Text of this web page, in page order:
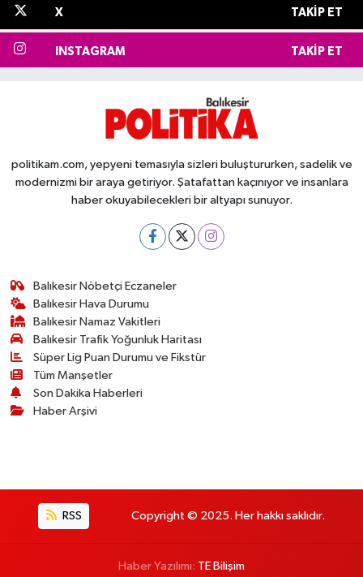
X TAKIP ET
INSTAGRAM TAKIP ET
politikam.com, yepyeni temasıyla sizleri buluştururken, sadelik ve
modernizmi bir araya getiriyor. Şatafattan kaçınıyor ve insanlara
haber okuyabilecekleri bir altyapı sunuyor.
Balıkesir Nöbetçi Eczaneler
Balıkesir Hava Durumu
Balıkesir Namaz Vakitleri
Balıkesir Trafik Yoğunluk Haritası
Süper Lig Puan Durumu ve Fikstür
Tüm Manşetler
Son Dakika Haberleri
Haber Arşivi
RSS Copyright © 2025. Her hakkı saklıdır.
Haber Yazılımı: TE Bilişim